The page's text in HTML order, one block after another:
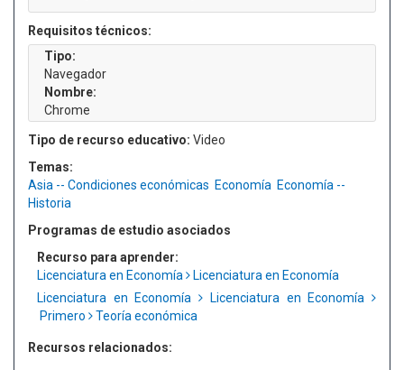
Requisitos técnicos:
Tipo:
Navegador
Nombre:
Chrome
Tipo de recurso educativo: Video
Temas:
Asia -- Condiciones económicas Economía Economía --
Historia
Programas de estudio asociados
Recurso para aprender:
Licenciatura en Economía
Licenciatura en Economía
Licenciatura en Economía
Licenciatura en Economía
Primero
Teoría económica
Recursos relacionados: